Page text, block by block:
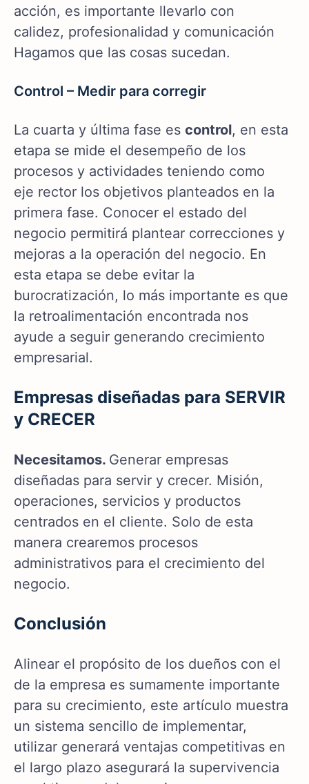
acción, es importante llevarlo con
calidez, profesionalidad y comunicación
Hagamos que las cosas sucedan.
Control – Medir para corregir
La cuarta y última fase es control, en esta
etapa se mide el desempeño de los
procesos y actividades teniendo como
eje rector los objetivos planteados en la
primera fase. Conocer el estado del
negocio permitirá plantear correcciones y
mejoras a la operación del negocio. En
esta etapa se debe evitar la
burocratización, lo más importante es que
la retroalimentación encontrada nos
ayude a seguir generando crecimiento
empresarial.
Empresas diseñadas para SERVIR
y CRECER
Necesitamos. Generar empresas
diseñadas para servir y crecer. Misión,
operaciones, servicios y productos
centrados en el cliente. Solo de esta
manera crearemos procesos
administrativos para el crecimiento del
negocio.
Conclusión
Alinear el propósito de los dueños con el
de la empresa es sumamente importante
para su crecimiento, este artículo muestra
un sistema sencillo de implementar,
utilizar generará ventajas competitivas en
el largo plazo asegurará la supervivencia